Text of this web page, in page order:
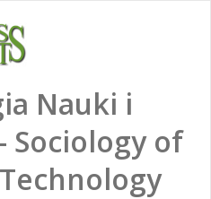
Nauki i
Sociology of